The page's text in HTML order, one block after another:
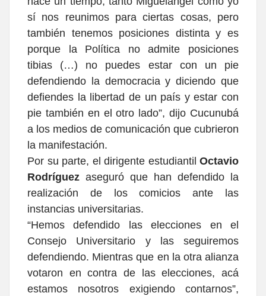
sí nos reunimos para ciertas cosas, pero
también tenemos posiciones distinta y es
porque la Política no admite posiciones
tibias (…) no puedes estar con un pie
defendiendo la democracia y diciendo que
defiendes la libertad de un país y estar con
pie también en el otro lado”, dijo Cucunubá
a los medios de comunicación que cubrieron
la manifestación.
Por su parte, el dirigente estudiantil Octavio
Rodríguez aseguró que han defendido la
realización de los comicios ante las
instancias universitarias.
“Hemos defendido las elecciones en el
Consejo Universitario y las seguiremos
defendiendo. Mientras que en la otra alianza
votaron en contra de las elecciones, acá
estamos nosotros exigiendo contarnos”,